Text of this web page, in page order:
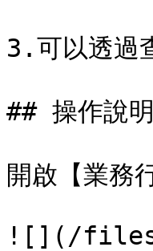
3.可以透過
## 操作說明
開啟【業務
![](/